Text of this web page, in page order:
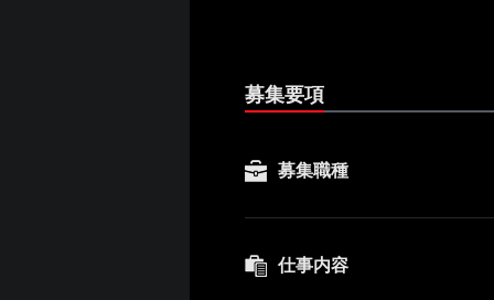
募集要項
募集職種
仕事内容